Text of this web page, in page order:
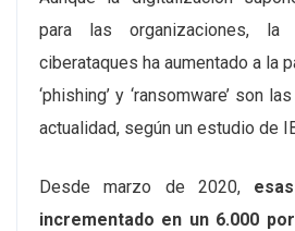
para las organizaciones,
ciberataques ha aumentado a la
‘phishing’ y ‘ransomware’ son
actualidad, según un estudio de
Desde marzo de 2020,
incrementado en un 6.000